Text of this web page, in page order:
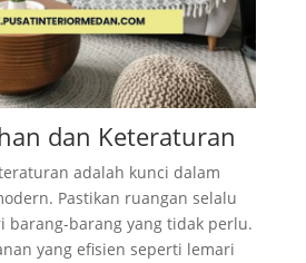
dan Keteraturan
adalah kunci dalam
Pastikan ruangan selalu
barang-barang yang tidak perlu.
yang efisien seperti lemari